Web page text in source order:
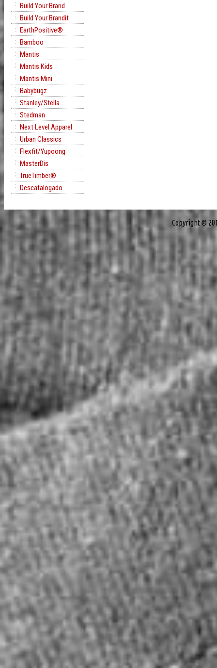
Build Your Brand
Build Your Brandit
EarthPositive®
Bamboo
Mantis
Mantis Kids
Mantis Mini
Babybugz
Stanley/Stella
Stedman
Next Level Apparel
Urban Classics
Flexfit/Yupoong
MasterDis
TrueTimber®
Descatalogado
Copyright ©